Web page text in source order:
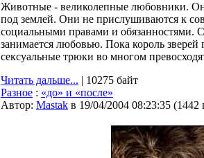
Животные - великолепные любовники.
под землей. Они не прислушиваются к
социальными правами и обязанностями.
занимается любовью. Пока король
сексуальные трюки во многом
Читать дальше... | 10275 байт
Разное : «до» и «после»
Автор: Мastak в 19/04/2004 08:23:35 (1442